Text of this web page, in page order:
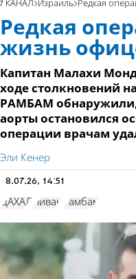
7 КАНАЛ Израиль Редкая
Редкая
жизнь
Капитан Малахи
ходе столкновений
РАМБАМ
аорты остановился
операции врачам
Эли Кенер
8.07.26, 14:51
ЦАХАЛ Ливан Рамбам